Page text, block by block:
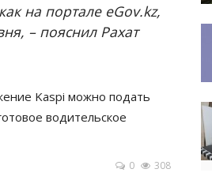
на портале eGov.kz,
– пояснил Рахат
Kaspi можно подать
водительское
0 308